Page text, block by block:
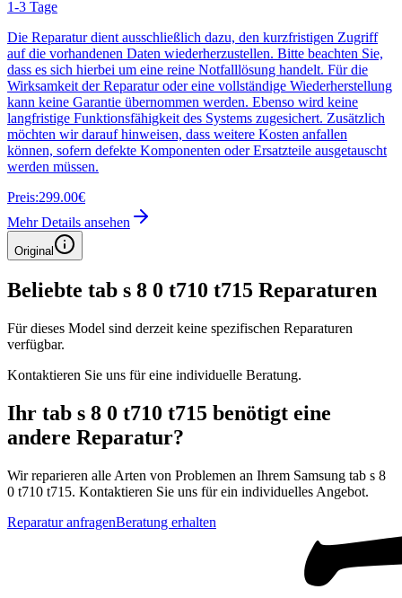
1-3 Tage
Die Reparatur dient ausschließlich dazu, den kurzfristigen Zugriff
auf die vorhandenen Daten wiederherzustellen. Bitte beachten Sie,
dass es sich hierbei um eine reine Notfalllösung handelt. Für die
Wirksamkeit der Reparatur oder eine vollständige Wiederherstellung
kann keine Garantie übernommen werden. Ebenso wird keine
langfristige Funktionsfähigkeit des Systems zugesichert. Zusätzlich
möchten wir darauf hinweisen, dass weitere Kosten anfallen
können, sofern defekte Komponenten oder Ersatzteile ausgetauscht
werden müssen.
Preis:299.00€
Mehr Details ansehen
Original
Beliebte tab s 8 0 t710 t715 Reparaturen
Für dieses Model sind derzeit keine spezifischen Reparaturen
verfügbar.
Kontaktieren Sie uns für eine individuelle Beratung.
Ihr tab s 8 0 t710 t715 benötigt eine
andere Reparatur?
Wir reparieren alle Arten von Problemen an Ihrem Samsung tab s 8
0 t710 t715. Kontaktieren Sie uns für ein individuelles Angebot.
Reparatur anfragenBeratung erhalten